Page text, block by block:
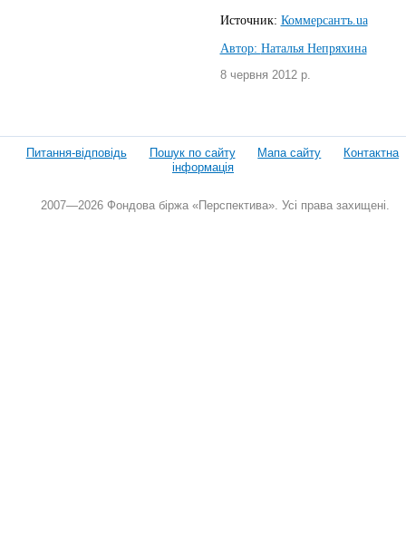
Источник: Коммерсантъ.ua
Автор: Наталья Непряхина
8 червня 2012 р.
Питання-відповідь Пошук по сайту Мапа сайту
Контактна
інформація
2007—2026 Фондова біржа «Перспектива». Усі права захищені.